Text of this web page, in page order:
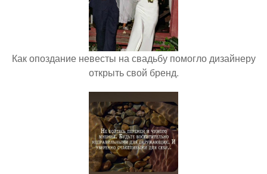
Как опоздание невесты на свадьбу помогло дизайнеру
открыть свой бренд.